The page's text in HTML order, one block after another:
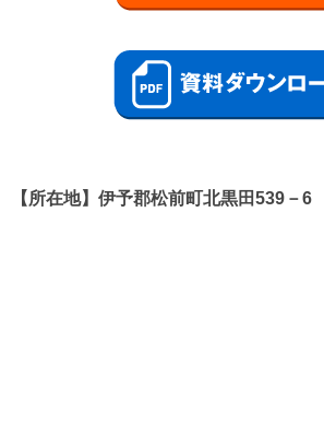
【所在地】伊予郡松前町北黒田539－6